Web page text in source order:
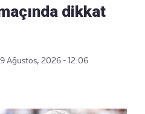
dikkat
Ağustos, 2026 - 12:06